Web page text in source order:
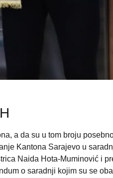
a da su u tom broju
Kantona Sarajevo u
Naida Hota-Muminović i
o saradnji kojim su se